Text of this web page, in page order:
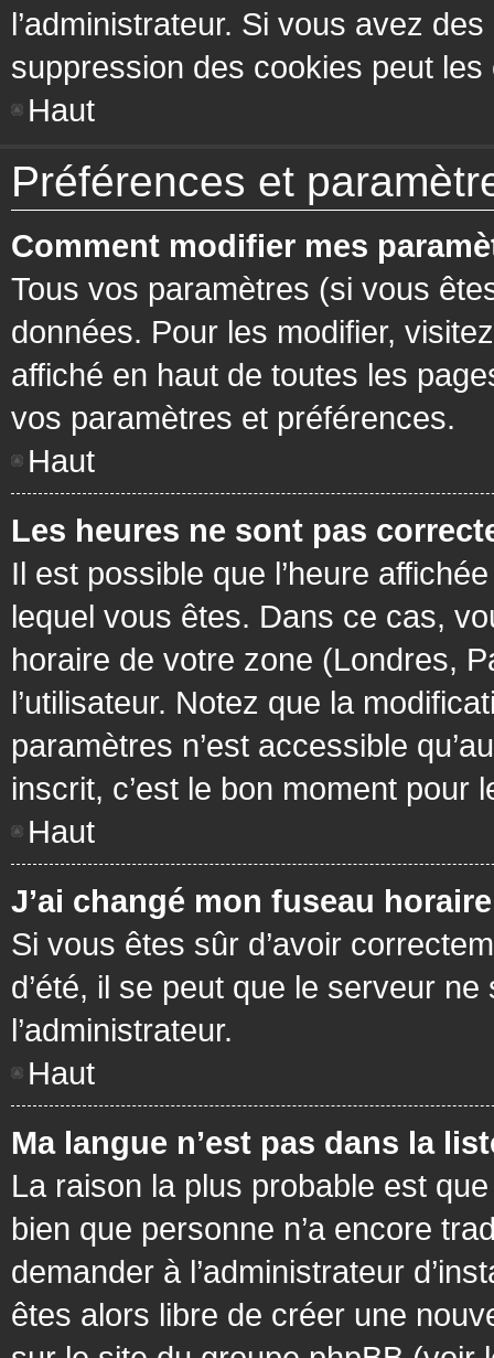
l’administrateur. Si vous avez
suppression des cookies peut les
Haut
Préférences et
Comment modifier mes
Tous vos paramètres (si vous
données. Pour les modifier,
affiché en haut de toutes les
vos paramètres et préférences.
Haut
Les heures ne sont pas
Il est possible que l’heure
lequel vous êtes. Dans ce cas,
horaire de votre zone (Londres,
l’utilisateur. Notez que la
paramètres n’est accessible
inscrit, c’est le bon moment pour
Haut
J’ai changé mon fuseau
Si vous êtes sûr d’avoir
d’été, il se peut que le serveur
l’administrateur.
Haut
Ma langue n’est pas dans la
La raison la plus probable est
bien que personne n’a encore
demander à l’administrateur
êtes alors libre de créer une